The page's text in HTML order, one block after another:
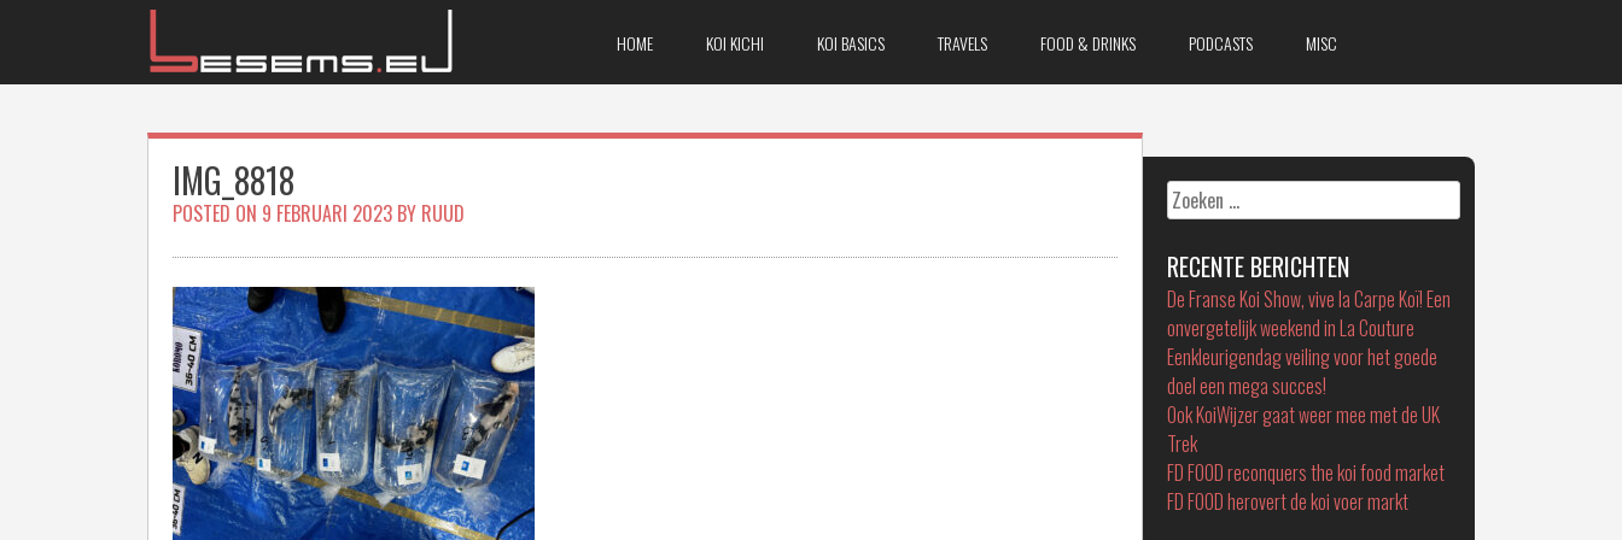
HOME KOI KICHI KOI BASICS TRAVELS FOOD & DRINKS PODCASTS MISC
IMG_8818
POSTED ON 9 FEBRUARI 2023 BY RUUD
Zoeken
naar:
RECENTE BERICHTEN
De Franse Koi Show, vive la Carpe Koï! Een
onvergetelijk weekend in La Couture
Eenkleurigendag veiling voor het goede
doel een mega succes!
Ook KoiWijzer gaat weer mee met de UK
Trek
FD FOOD reconquers the koi food market
FD FOOD herovert de koi voer markt